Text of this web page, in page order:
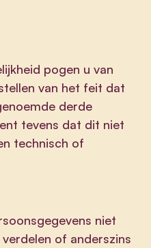
pogen u van
van het feit dat
derde
tevens dat dit niet
technisch of
niet
of anderszins